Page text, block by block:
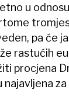
u
pa će
rastućih
procjena
za